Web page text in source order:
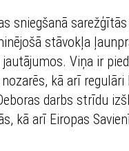
sniegšanā
stāvokļa
Viņa ir
kā arī
darbs strīdu
kā arī Eiropas